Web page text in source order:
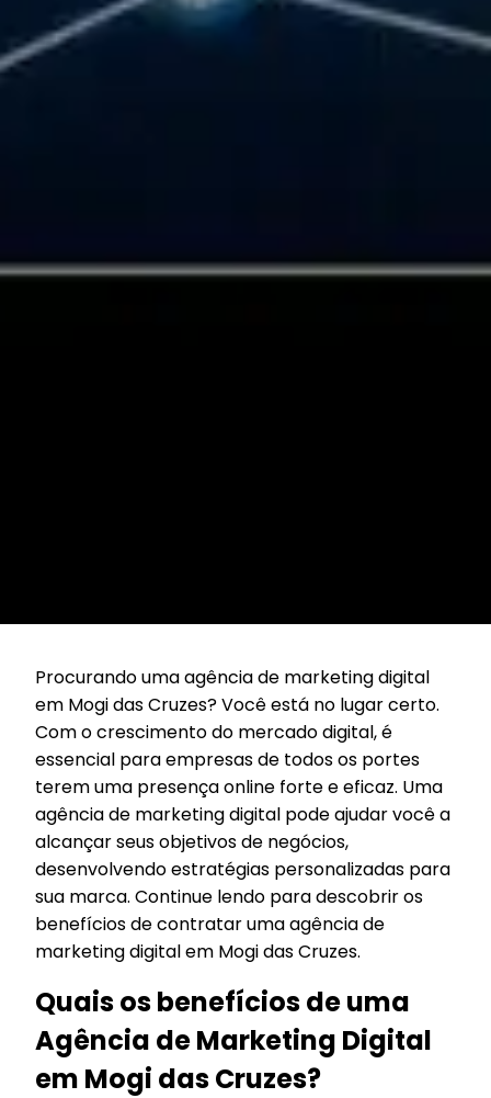
Procurando uma agência de marketing digital
em Mogi das Cruzes? Você está no lugar certo.
Com o crescimento do mercado digital, é
essencial para empresas de todos os portes
terem uma presença online forte e eficaz. Uma
agência de marketing digital pode ajudar você a
alcançar seus objetivos de negócios,
desenvolvendo estratégias personalizadas para
sua marca. Continue lendo para descobrir os
benefícios de contratar uma agência de
marketing digital em Mogi das Cruzes.
Quais os benefícios de uma
Agência de Marketing Digital
em Mogi das Cruzes?